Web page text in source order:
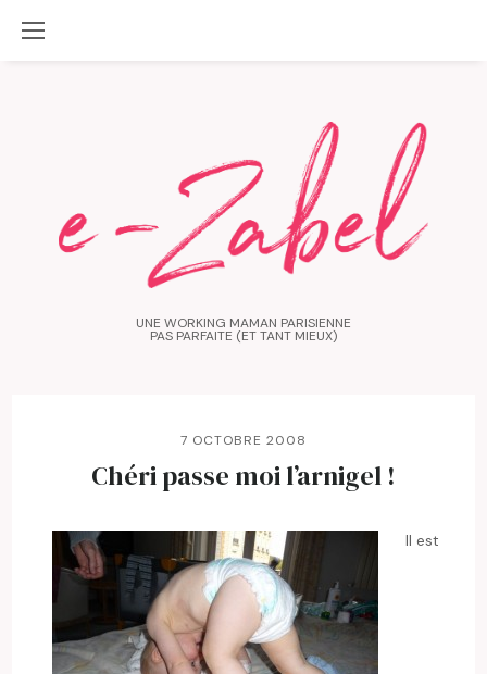
UNE WORKING MAMAN PARISIENNE
PAS PARFAITE (ET TANT MIEUX)
7 OCTOBRE 2008
Chéri passe moi l’arnigel !
Il est